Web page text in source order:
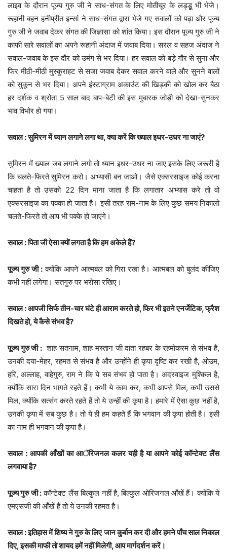
लाइव के दौरान पूज्य गुरु जी ने साध-संगत के लिए मोतीचूर के लड्डृू भी भेजे।
रूहानी बहन हनीप्रीत इन्सां ने साध-संगत द्वारा भेजे गए सवालों को पढ़ा और पूज्य
गुरु जी ने जवाब देकर संगत की जिज्ञासा को शांत किया। इस दौरान पूज्य गुरु जी ने
काफी सारे सवालों का अपने रूहानी अंदाज में जवाब दिया। सरल व सहज अंदाज ने
सवाल-जवाब के इस दौर को उमंग से भर दिया। हर सवाल को बड़े गौर से सुना और
फिर मीठी-मीठी मुस्कुराहट से सजा जवाब देकर सवाल करने वाले और सुनने वालों
को सुकून से भर दिया। अपने इंस्टाग्राम अकाउंट की खिड़की को खोल कर बैठा
हर दर्शक व श्रोता 5 साल बाद बाप-बेटी की इस मुबारक जोड़ी को देखा-सुनकर
भाव विभोर हो गया।
सवाल : सुमिरन में ध्यान लगाने लगा था, क्या करें कि ख्याल इधर-उधर ना जाएं?
सुमिरन में ख्याल जब लगाने लगो तो ध्यान इधर-उधर ना जाए इसके लिए जरूरी है
कि चलते-फिरते सुमिरन करो। अभ्यासी बन जाओ। जैसे एक्सरसाइज कोई करना
चाहता है तो उसको 22 दिन माना जाता है कि लगातार अभ्यास करे तो वो
एक्सरसाइज का पक्का हो जाता है। इसी तरह राम-नाम के लिए कुछ समय निकालो
चलते-फिरते तो आप भी पक्के हो जाएंगे।
सवाल : पिता जी ऐसा क्यों लगता है कि हम अकेले हैं?
पूज्य गुरु जी :क्योंकि आपने आत्मबल को गिरा रखा है। आत्मबल को बुलंद कीजिए
कभी नहीं लगेगा। सतगुरु पर भरोसा रखिए।
सवाल : आपजी सिर्फ तीन-चार घंटे ही आराम करते हो, फिर भी इतने एनर्जेटिक, फ्रैश
दिखते हो, ये कैसे संभव है?
पूज्य गुरु जी :शाह सतनाम, शाह मस्तान जी दाता रहबर के रहमोकरम से संभव है,
उनकी दया-मेहर, रहमत से संभव है और उन्होंने ही कृपा दृष्टि कर रखी है, ओउम,
हरि, अल्लाह, वाहेगुरु, राम ने कि ये सब संभव हो पाता है। अदरवाइज मुश्किल है,
क्योंकि सारा दिन भागते रहते हैं। कभी ये काम कर, कभी आपसे मिल, कभी उससे
मिल, क्योंकि सत्संग करते रहते हैं तो ये उन्हीं की कृपा है। हमारे में ऐसा कुछ नहीं है,
उनकी कृपा में सब कुछ है। तो ये ही हम कहते हैं कि भगवान की कृपा होती है। इसी
का नाम ही भगवान की कृपा है।
सवाल : आपकी आँखों का आॅरिजनल कलर यही है या आपने कोई कॉन्टेक्ट लैंस
लगवाया है?
पूज्य गुरु जी :कॉन्टेक्ट लैंस बिल्कुल नहीं है, बिल्कुल ओरिजनल आँखें हैं। क्योंकि ये
एमएसजी की आँखें हैं तो ये उनकी रहमत है।
सवाल : इतिहास में शिष्य ने गुरु के लिए जान कुर्बान कर दी और हमने पाँच साल निकाल
दिए, इसकी माफी तो शायद हमें नहीं मिलेगी, आप मार्गदर्शन करें।